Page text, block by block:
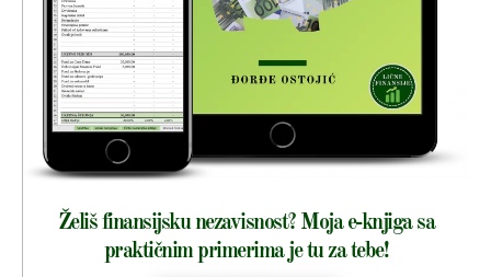
Želiš finansijsku nezavisnost? Moja e-knjiga sa
praktičnim primerima je tu za tebe!